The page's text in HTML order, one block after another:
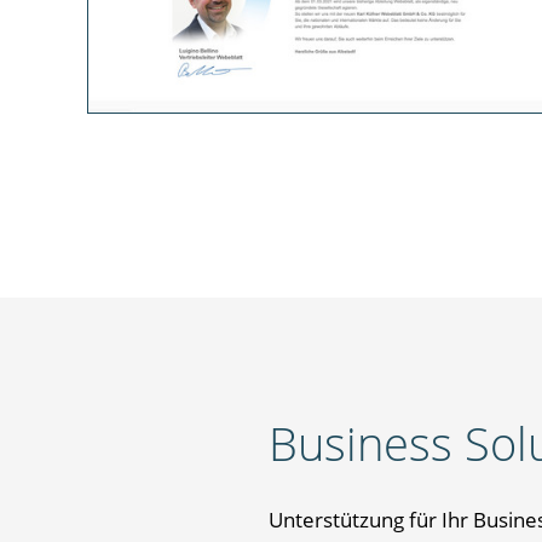
Business
Unterstützung für Ihr